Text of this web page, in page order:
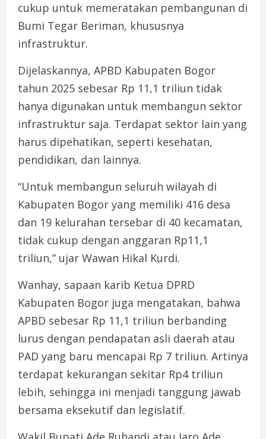
cukup untuk memeratakan pembangunan di
Bumi Tegar Beriman, khususnya
infrastruktur.
Dijelaskannya, APBD Kabupaten Bogor
tahun 2025 sebesar Rp 11,1 triliun tidak
hanya digunakan untuk membangun sektor
infrastruktur saja. Terdapat sektor lain yang
harus dipehatikan, seperti kesehatan,
pendidikan, dan lainnya.
“Untuk membangun seluruh wilayah di
Kabupaten Bogor yang memiliki 416 desa
dan 19 kelurahan tersebar di 40 kecamatan,
tidak cukup dengan anggaran Rp11,1
triliun,” ujar Wawan Hikal Kurdi.
Wanhay, sapaan karib Ketua DPRD
Kabupaten Bogor juga mengatakan, bahwa
APBD sebesar Rp 11,1 triliun berbanding
lurus dengan pendapatan asli daerah atau
PAD yang baru mencapai Rp 7 triliun. Artinya
terdapat kekurangan sekitar Rp4 triliun
lebih, sehingga ini menjadi tanggung jawab
bersama eksekutif dan legislatif.